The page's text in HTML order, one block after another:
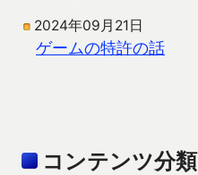
2024年09月21日
ゲームの特許の話
コンテンツ分類